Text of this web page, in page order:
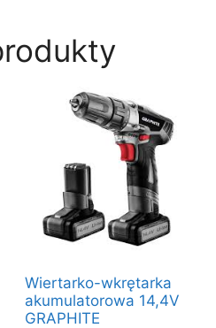
Wiertarko-wkrętarka
akumulatorowa 14,4V
GRAPHITE